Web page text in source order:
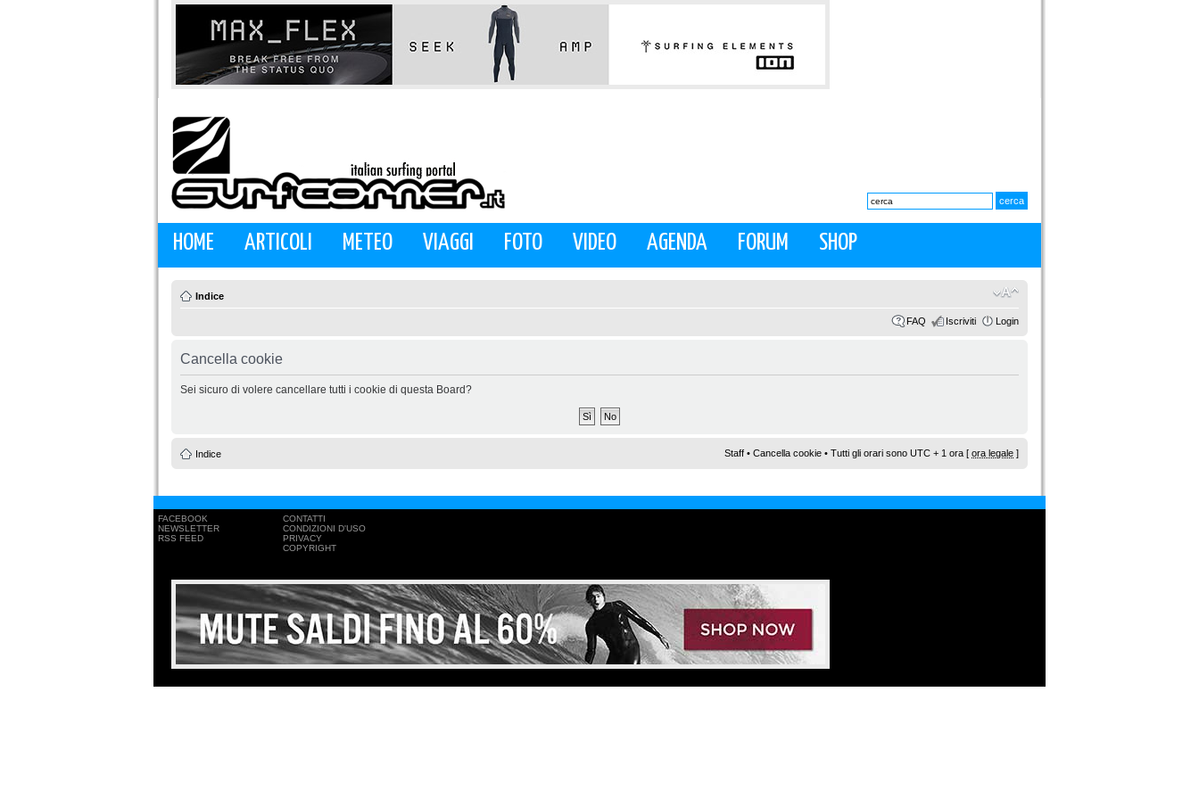
HOME ARTICOLI METEO VIAGGI FOTO VIDEO AGENDA FORUM SHOP
Indice
FAQ Iscriviti Login
Cancella cookie
Sei sicuro di volere cancellare tutti i cookie di questa Board?
Indice Staff • Cancella cookie • Tutti gli orari sono UTC + 1 ora [ ora legale ]
FACEBOOK
NEWSLETTER
RSS FEED
CONTATTI
CONDIZIONI D'USO
PRIVACY
COPYRIGHT